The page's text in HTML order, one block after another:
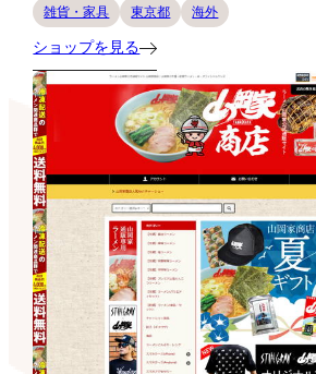
雑貨・家具 東京都 海外
ショップを見る